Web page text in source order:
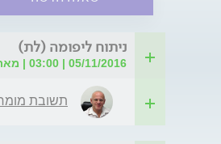
ניתוח ליפומה (לת)
05/11/2016 | 03:00 | מאת: נעמה
תשובת